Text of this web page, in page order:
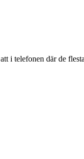
i telefonen där de